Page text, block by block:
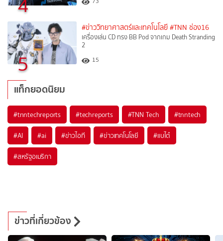
5
#ข่าววิทยาศาสตร์และเทคโนโลยี #TNN ช่อง16
เครื่องเล่น CD ทรง BB Pod จากเกม Death Stranding
2
15
แท็กยอดนิยม
#tnntechreports #techreports #TNN Tech #tnntech
#AI #ai #ข่าวไอที #ข่าวเทคโนโลยี #แบไต๋
#สหรัฐอเมริกา
ข่าวที่เกี่ยวข้อง